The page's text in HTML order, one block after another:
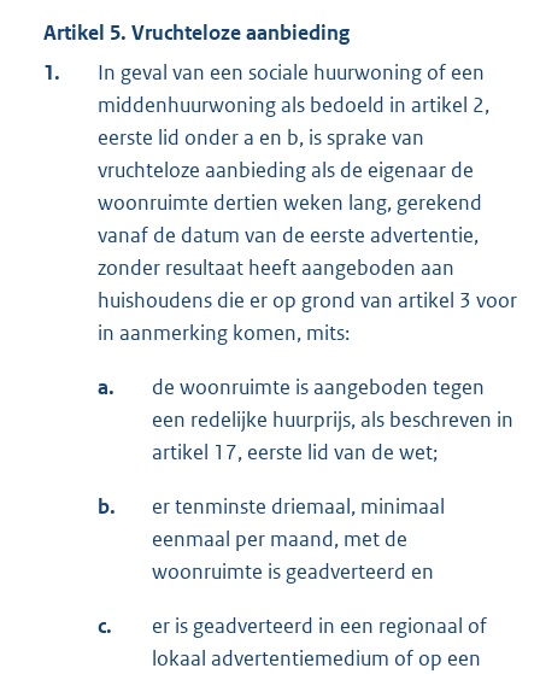
Artikel 5. Vruchteloze aanbieding
1.
In geval van een sociale huurwoning of een
middenhuurwoning als bedoeld in artikel 2,
eerste lid onder a en b, is sprake van
vruchteloze aanbieding als de eigenaar de
woonruimte dertien weken lang, gerekend
vanaf de datum van de eerste advertentie,
zonder resultaat heeft aangeboden aan
huishoudens die er op grond van artikel 3 voor
in aanmerking komen, mits:
a.
de woonruimte is aangeboden tegen
een redelijke huurprijs, als beschreven in
artikel 17, eerste lid van de wet;
b.
er tenminste driemaal, minimaal
eenmaal per maand, met de
woonruimte is geadverteerd en
c.
er is geadverteerd in een regionaal of
lokaal advertentiemedium of op een